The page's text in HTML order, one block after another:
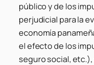
público y de los
perjudicial para la
economía
el efecto de los
seguro social,